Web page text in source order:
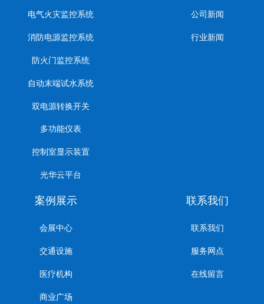
电气火灾监控系统
消防电源监控系统
防火门监控系统
自动末端试水系统
双电源转换开关
多功能仪表
控制室显示装置
光华云平台
公司新闻
行业新闻
案例展示
会展中心
交通设施
医疗机构
商业广场
联系我们
联系我们
服务网点
在线留言